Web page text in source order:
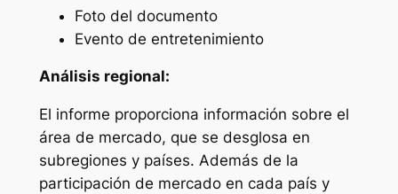
Foto del documento
Evento de entretenimiento
Análisis regional:
El informe proporciona información sobre el
área de mercado, que se desglosa en
subregiones y países. Además de la
participación de mercado en cada país y